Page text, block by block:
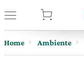
Home Ambiente